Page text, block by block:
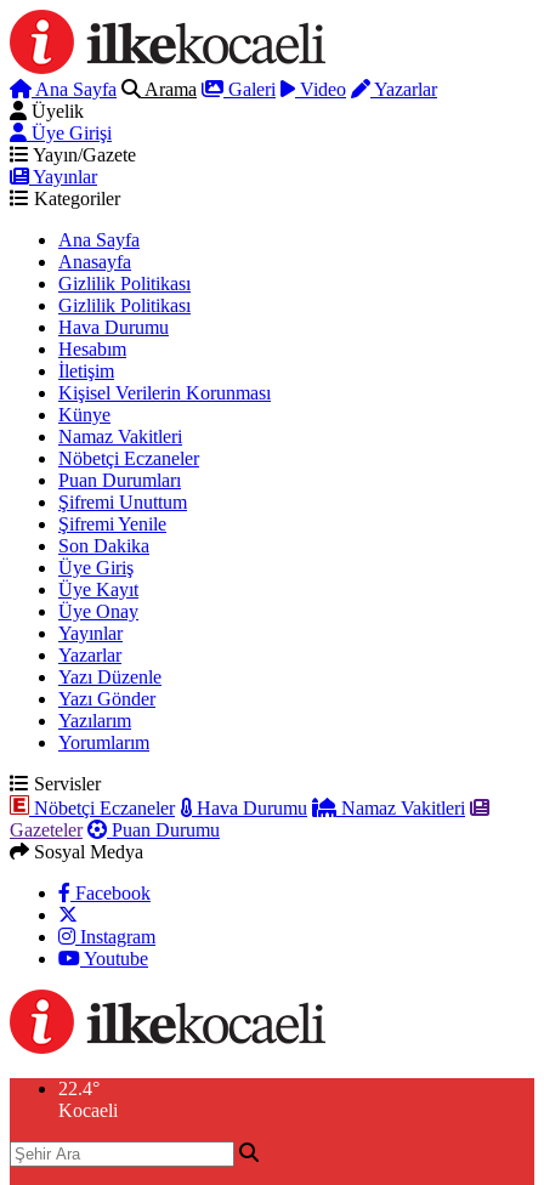
Ana Sayfa Arama Galeri Video
Yazarlar
Üyelik
Üye Girişi
Yayın/Gazete
Yayınlar
Kategoriler
Ana Sayfa
Anasayfa
Gizlilik Politikası
Gizlilik Politikası
Hava Durumu
Hesabım
İletişim
Kişisel Verilerin Korunması
Künye
Namaz Vakitleri
Nöbetçi Eczaneler
Puan Durumları
Şifremi Unuttum
Şifremi Yenile
Son Dakika
Üye Giriş
Üye Kayıt
Üye Onay
Yayınlar
Yazarlar
Yazı Düzenle
Yazı Gönder
Yazılarım
Yorumlarım
Servisler
Nöbetçi Eczaneler
Hava Durumu
Namaz Vakitleri
Gazeteler
Puan Durumu
Sosyal Medya
Facebook
Instagram
Youtube
22.4°
Kocaeli